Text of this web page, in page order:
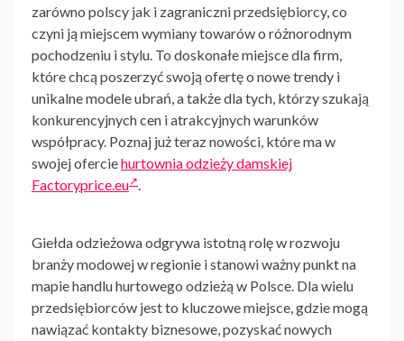
zarówno polscy jak i zagraniczni przedsiębiorcy, co
czyni ją miejscem wymiany towarów o różnorodnym
pochodzeniu i stylu. To doskonałe miejsce dla firm,
które chcą poszerzyć swoją ofertę o nowe trendy i
unikalne modele ubrań, a także dla tych, którzy szukają
konkurencyjnych cen i atrakcyjnych warunków
współpracy. Poznaj już teraz nowości, które ma w
swojej oferciehurtownia odzieży damskiej
Factoryprice.eu .
Giełda odzieżowa odgrywa istotną rolę w rozwoju
branży modowej w regionie i stanowi ważny punkt na
mapie handlu hurtowego odzieżą w Polsce. Dla wielu
przedsiębiorców jest to kluczowe miejsce, gdzie mogą
nawiązać kontakty biznesowe, pozyskać nowych